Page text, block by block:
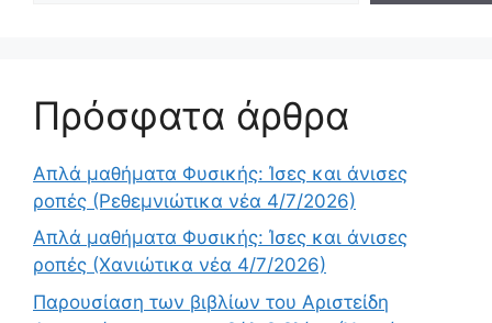
Πρόσφατα άρθρα
Απλά μαθήματα Φυσικής: Ίσες και άνισες
ροπές (Ρεθεμνιώτικα νέα 4/7/2026)
Απλά μαθήματα Φυσικής: Ίσες και άνισες
ροπές (Χανιώτικα νέα 4/7/2026)
Παρουσίαση των βιβλίων του Αριστείδη